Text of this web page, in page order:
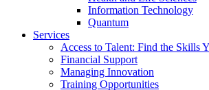
Information Technology
Quantum
Services
Access to Talent: Find the Skills
Financial Support
Managing Innovation
Training Opportunities